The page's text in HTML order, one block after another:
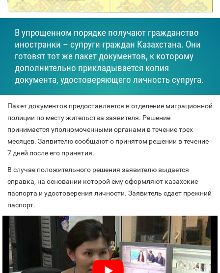
В упрощенном порядке получают гражданство
иностранки – супруги граждан Казахстана. Они
готовят тот же пакет документов, к которому
дополнительно прикладывается копия
документа, удостоверяющего личность супруга.
Пакет документов предоставляется в отделение миграционной
полиции по месту жительства заявителя. Решение
принимается уполномоченными органами в течение трех
месяцев. Заявителю сообщают о принятом решении в течение
7 дней после его принятия.
В случае положительного решения заявителю выдается
справка, на основании которой ему оформляют казахские
паспорта и удостоверения личности. Заявитель сдает прежний
паспорт.